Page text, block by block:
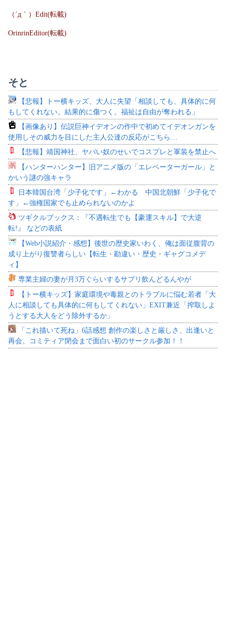
（´д｀）Edit(転載)
OrinrinEditor(転載)
そと
【悲報】トー横キッズ、大人に失望「相談しても、具体的に何
もしてくれない。結果的に傷つく。福祉は自由が奪われる」
【画像あり】伝説巨神イデオンの作中で初めてイデオンガンを
使用しその威力を目にした主人公達の反応がこちら…
【悲報】靖国神社、ヤバい奴のせいでコスプレと軍装を禁止へ
【ハンターハンター】旧アニメ版の「エレベーターガール」と
かいう謎の強キャラ
日本韓国台湾「少子化です」←わかる 中国北朝鮮「少子化で
す」←強権国家でも止められないのかよ
ツギクルブックス：『不遇転生でも【豪運スキル】で大逆
転!』 などの表紙
【Web小説紹介・感想】後世の歴史家いわく、俺は面従腹背の
成り上がり復讐者らしい【転生・勘違い・歴史・ギャグコメデ
ィ】
専業主婦の妻が月3万ぐらいするサプリ飲んどるんやが
【トー横キッズ】家庭環境や毒親とのトラブルに悩む若者「大
人に相談しても具体的に何もしてくれない」EXIT兼近「搾取しよ
うとする大人をどう除外するか」
「これ描いて死ね」6話感想 創作の楽しさと厳しさ、出逢いと
再会。コミティア閉会まで面白い初のサークル参加！！